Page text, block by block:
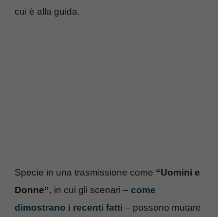
cui è alla guida.
Specie in una trasmissione come “Uomini e
Donne”, in cui gli scenari – come
dimostrano i recenti fatti – possono mutare